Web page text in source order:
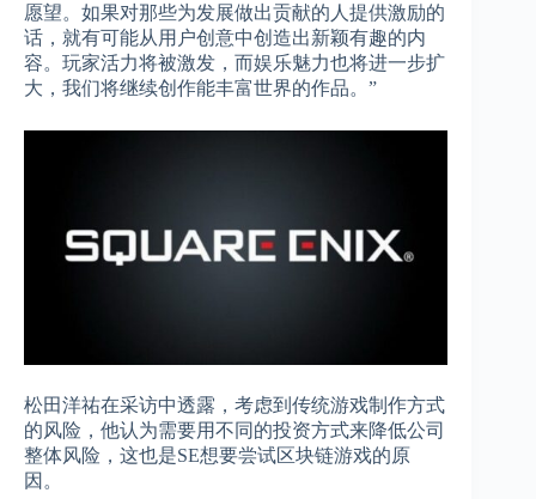
愿望。如果对那些为发展做出贡献的人提供激励的
话，就有可能从用户创意中创造出新颖有趣的内
容。玩家活力将被激发，而娱乐魅力也将进一步扩
大，我们将继续创作能丰富世界的作品。”
松田洋祐在采访中透露，考虑到传统游戏制作方式
的风险，他认为需要用不同的投资方式来降低公司
整体风险，这也是SE想要尝试区块链游戏的原
因。